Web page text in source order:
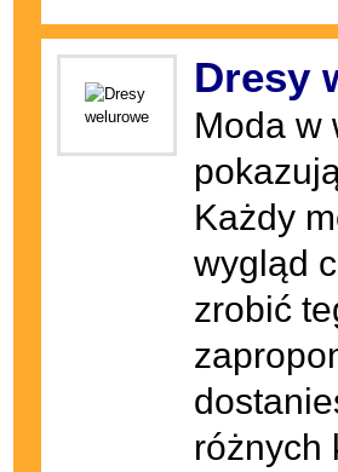
Dresy
Moda w
Każdy
wygląd
zrobić
różnych